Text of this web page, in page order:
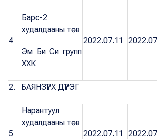
4
Барс-2
худалдааны төв
Эм Би Си групп
ХХК
2022.07.11
2. БАЯНЗҮРХ ДҮҮРЭГ
5
Нарантуул
худалдааны төв
2022.07.11